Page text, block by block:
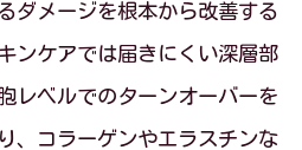
ダメージを根本から改善する
ンケアでは届きにくい深層部
レベルでのターンオーバーを
、コラーゲンやエラスチンな